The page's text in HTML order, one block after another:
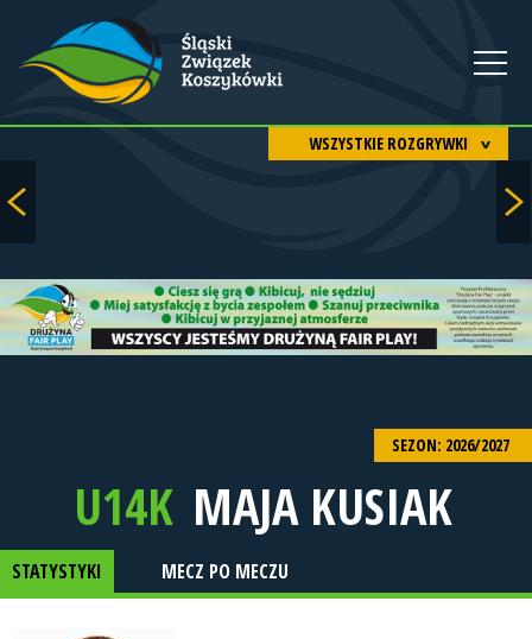
WSZYSTKIE ROZGRYWKI
SEZON: 2026/2027
U14K MAJA KUSIAK
STATYSTYKI MECZ PO MECZU